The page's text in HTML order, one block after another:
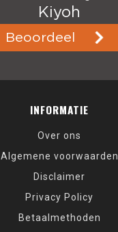
INFORMATIE
Over ons
Algemene voorwaarden
Disclaimer
Privacy Policy
Betaalmethoden